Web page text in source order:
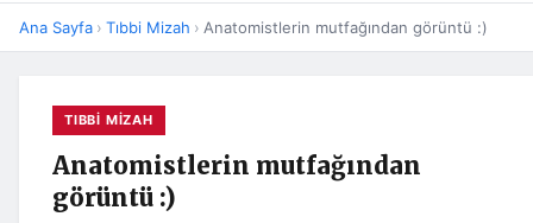
Ana Sayfa › Tıbbi Mizah › Anatomistlerin mutfağından görüntü :)
TIBBI MIZAH
Anatomistlerin mutfağından
görüntü :)